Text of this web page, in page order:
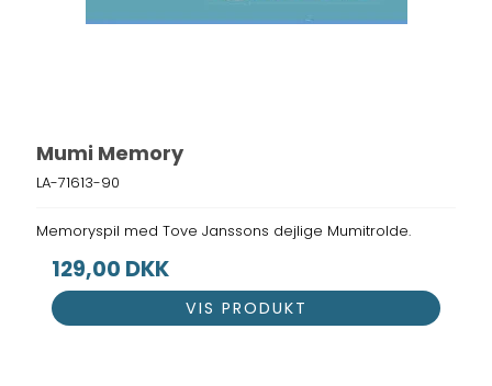
Mumi Memory
LA-71613-90
Memoryspil med Tove Janssons dejlige Mumitrolde.
129,00 DKK
VIS PRODUKT